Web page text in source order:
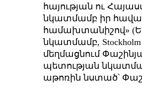
հայության ու
նկատմամբ իր
համախտանիշով»
նկատմամբ,
մեղմացնում
պետության
աթոռին նստած՝